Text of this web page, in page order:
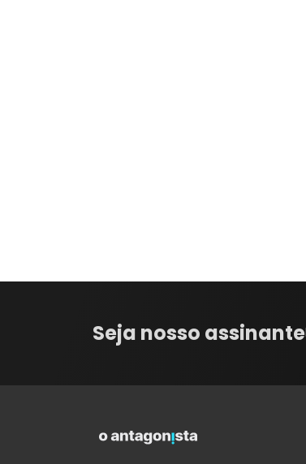
Seja nosso assinante